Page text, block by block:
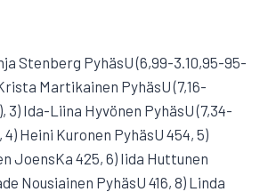
Stenberg PyhäsU (6,99-3.10,95-95-
Krista Martikainen PyhäsU (7,16-
3) Ida-Liina Hyvönen PyhäsU (7,34-
4) Heini Kuronen PyhäsU 454, 5)
JoensKa 425, 6) Iida Huttunen
Nousiainen PyhäsU 416, 8) Linda